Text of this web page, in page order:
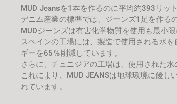
MUD Jeansを1本を作るのに平均約393リッ
デニム産業の標準では、ジーンズ1足を作る
MUDジーンズは有害化学物質を使用も最小
スペインの工場には、製造で使用される水
ギーを65％削減しています。
さらに、チュニジアの工場は、使用された水
これにより、MUD JEANSは地球環境に優
れています。